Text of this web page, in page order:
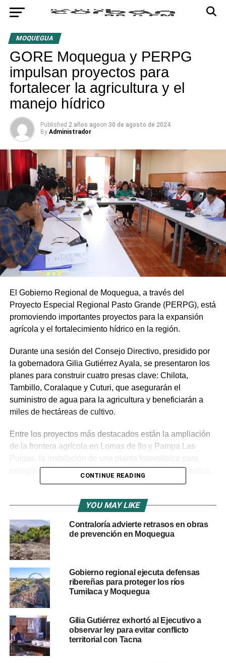
MOQUEGUA
GORE Moquegua y PERPG
impulsan proyectos para
fortalecer la agricultura y el
manejo hídrico
Published 2 años agoon 30 de agosto de 2024
By Administrador
El Gobierno Regional de Moquegua, a través del
Proyecto Especial Regional Pasto Grande (PERPG), está
promoviendo importantes proyectos para la expansión
agrícola y el fortalecimiento hídrico en la región.
Durante una sesión del Consejo Directivo, presidido por
la gobernadora Gilia Gutiérrez Ayala, se presentaron los
planes para construir cuatro presas clave: Chilota,
Tambillo, Coralaque y Cuturi, que asegurarán el
suministro de agua para la agricultura y beneficiarán a
miles de hectáreas de cultivo.
Entre los proyectos más destacados están la ampliación
de la frontera agrícola en Lomas de Ilo y Pampa Las
energía solar, y la automatización del sistema hidráulico.
la contaminación por metales pesados en el embalse de
RELATED TOPICS:
GOBIERNO REGIONAL DE MOQUEGUA
UP NEXT
Confirman sentencia por corrupción en la
Municipalidad de Ichuña
DON'T MISS
Encuentro regional de damas: «Creada con un
propósito» en Moquegua
CONTINUE READING
YOU MAY LIKE
Contraloría advierte retrasos en obras
de prevención en Moquegua
Gobierno regional ejecuta defensas
ribereñas para proteger los ríos
Tumilaca y Moquegua
Gilia Gutiérrez exhortó al Ejecutivo a
observar ley para evitar conflicto
territorial con Tacna